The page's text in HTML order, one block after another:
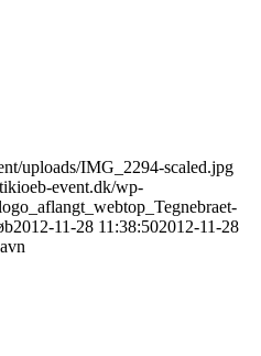
uploads/IMG_2294-scaled.jpg
event.dk/wp-
2012-11-28 11:38:502012-11-28